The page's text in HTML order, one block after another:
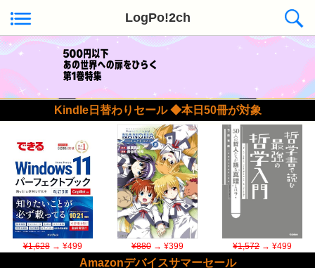
LogPo!2ch
Kindle日替わりセール ◆本日50冊が対象
¥1,628→ ¥499 ¥880→ ¥399 ¥1,572→ ¥499
Amazonデバイスサマーセール